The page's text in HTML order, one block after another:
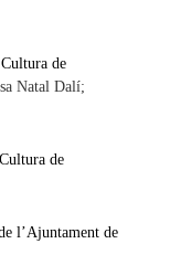
de
Natal Dalí;
de
l’Ajuntament de